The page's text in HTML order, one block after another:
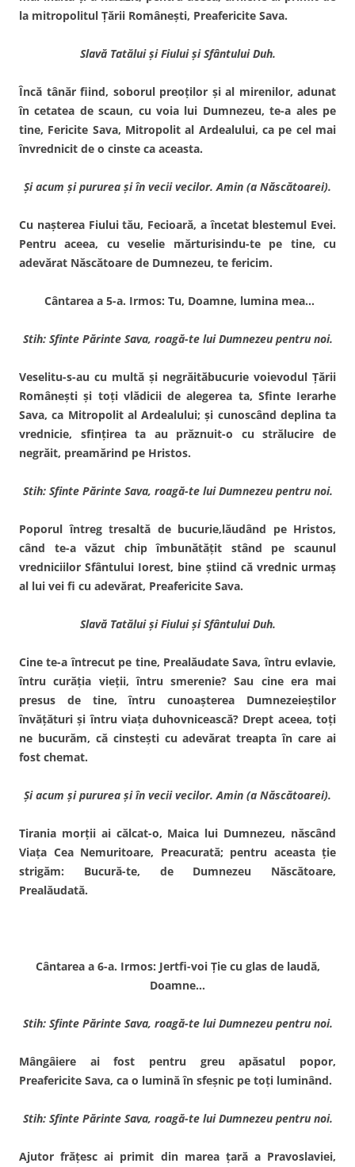
la mitropolitul Ţării Româneşti, Preafericite Sava.
Slavă Tatălui şi Fiului şi Sfântului Duh.
Încă tânăr fiind, soborul preoţilor şi al mirenilor, adunat
în cetatea de scaun, cu voia lui Dumnezeu, te-a ales pe
tine, Fericite Sava, Mitropolit al Ardealului, ca pe cel mai
învrednicit de o cinste ca aceasta.
Şi acum şi pururea şi în vecii vecilor. Amin (a Născătoarei).
Cu naşterea Fiului tău, Fecioară, a încetat blestemul Evei.
Pentru aceea, cu veselie mărturisindu-te pe tine, cu
adevărat Născătoare de Dumnezeu, te fericim.
Cântarea a 5-a. Irmos: Tu, Doamne, lumina mea…
Stih: Sfinte Părinte Sava, roagă-te lui Dumnezeu pentru noi.
Veselitu-s-au cu multă şi negrăităbucurie voievodul Ţării
Româneşti şi toţi vlădicii de alegerea ta, Sfinte Ierarhe
Sava, ca Mitropolit al Ardealului; şi cunoscând deplina ta
vrednicie, sfinţirea ta au prăznuit-o cu strălucire de
negrăit, preamărind pe Hristos.
Stih: Sfinte Părinte Sava, roagă-te lui Dumnezeu pentru noi.
Poporul întreg tresaltă de bucurie,lăudând pe Hristos,
când te-a văzut chip îmbunătăţit stând pe scaunul
vredniciilor Sfântului Iorest, bine ştiind că vrednic urmaş
al lui vei fi cu adevărat, Preafericite Sava.
Slavă Tatălui şi Fiului şi Sfântului Duh.
Cine te-a întrecut pe tine, Prealăudate Sava, întru evlavie,
întru curăţia vieţii, întru smerenie? Sau cine era mai
presus de tine, întru cunoaşterea Dumnezeieştilor
învăţături şi întru viaţa duhovnicească? Drept aceea, toţi
ne bucurăm, că cinsteşti cu adevărat treapta în care ai
fost chemat.
Şi acum şi pururea şi în vecii vecilor. Amin (a Născătoarei).
Tirania morţii ai călcat-o, Maica lui Dumnezeu, născând
Viaţa Cea Nemuritoare, Preacurată; pentru aceasta ţie
strigăm: Bucură-te, de Dumnezeu Născătoare,
Prealăudată.
Cântarea a 6-a. Irmos: Jertfi-voi Ţie cu glas de laudă,
Doamne…
Stih: Sfinte Părinte Sava, roagă-te lui Dumnezeu pentru noi.
Mângâiere ai fost pentru greu apăsatul popor,
Preafericite Sava, ca o lumină în sfeşnic pe toţi luminând.
Stih: Sfinte Părinte Sava, roagă-te lui Dumnezeu pentru noi.
Ajutor frăţesc ai primit din marea ţară a Pravoslaviei,